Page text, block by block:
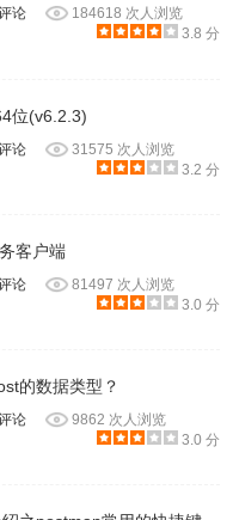
存为的话，可以点击右
愿意不能自定义的
16上面一行的卫星那里
body里的那两个
时生成的。
试的结果会显示在17的
用于上传文件。x-www-
raw可以用来上传JSON
览HTML页面
论
184618 次人浏览
3.8 分
位(v6.2.3)
论
31575 次人浏览
3.2 分
客户端
论
81497 次人浏览
3.0 分
的数据类型？
论
9862 次人浏览
3.0 分